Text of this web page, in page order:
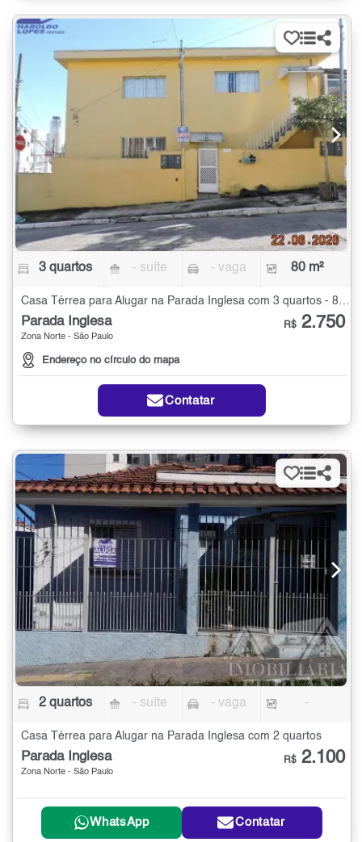
3 quartos - suíte - vaga 80 m²
Casa Térrea para Alugar na Parada Inglesa com 3 quartos - 80 m²
Parada Inglesa
Zona Norte - São Paulo
Endereço no círculo do mapa
R$ 2.750
Contatar
2 quartos - suíte - vaga -
Casa Térrea para Alugar na Parada Inglesa com 2 quartos
Parada Inglesa
Zona Norte - São Paulo
R$ 2.100
WhatsApp Contatar